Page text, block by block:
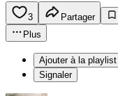
3 Partager
Plus
Ajouter à la playlist
Signaler